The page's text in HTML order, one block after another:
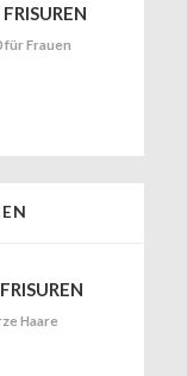
für Frauen
Haare